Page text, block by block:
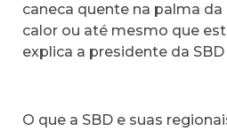
caneca quente na palma
calor ou até mesmo que
explica a presidente da SBD
O que a SBD e suas